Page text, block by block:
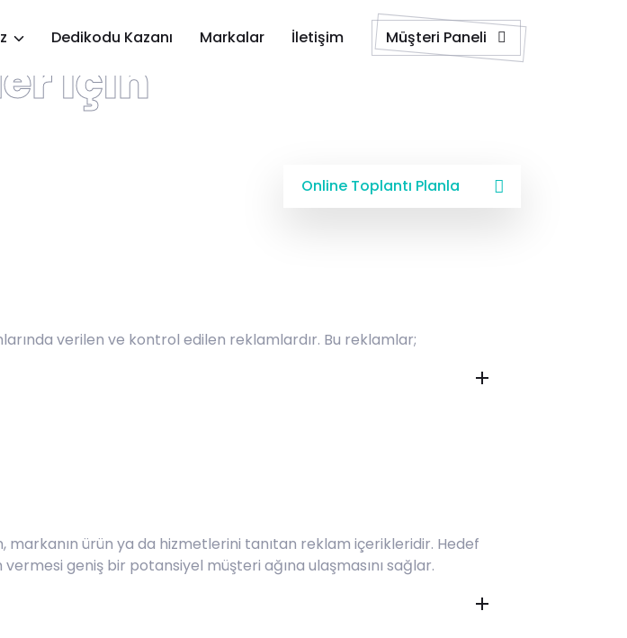
Dedikodu Kazanı Markalar İletişim Müşteri Paneli
Ellerde
için
Online Toplantı Planla
verilen ve kontrol edilen reklamlardır. Bu reklamlar;
ürün ya da hizmetlerini tanıtan reklam içerikleridir. Hedef
geniş bir potansiyel müşteri ağına ulaşmasını sağlar.